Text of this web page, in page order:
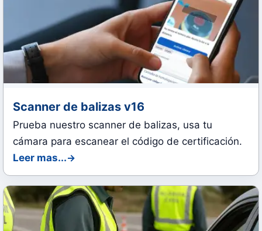
Scanner de balizas v16
Prueba nuestro scanner de balizas, usa tu
cámara para escanear el código de certificación.
Leer mas...